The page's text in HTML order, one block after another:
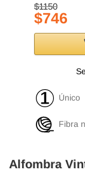
$1150
$746
Único
Fibra
Alfombra